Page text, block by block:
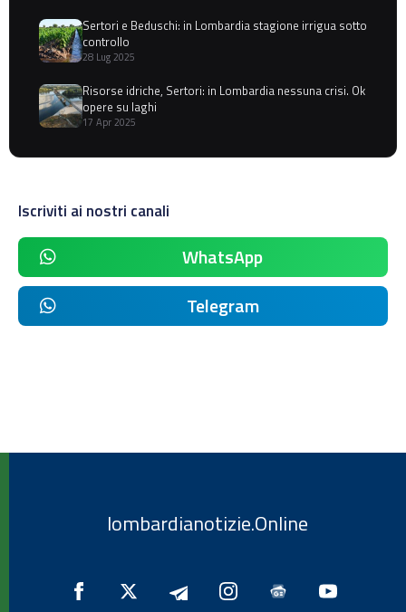
Sertori e Beduschi: in Lombardia stagione irrigua sotto
controllo
28 Lug 2025
Risorse idriche, Sertori: in Lombardia nessuna crisi. Ok
opere su laghi
17 Apr 2025
Iscriviti ai nostri canali
WhatsApp
Telegram
lombardianotizie.Online